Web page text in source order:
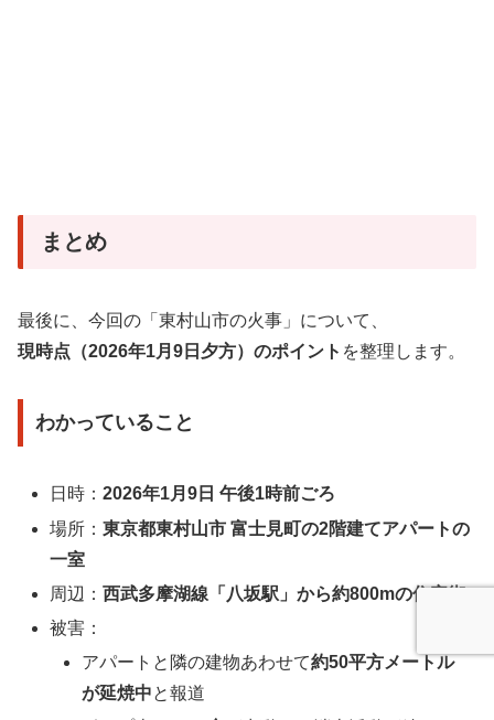
まとめ
最後に、今回の「東村山市の火事」について、
現時点（2026年1月9日夕方）のポイント を整理します。
わかっていること
日時：2026年1月9日 午後1時前ごろ
場所：東京都東村山市 富士見町の2階建てアパートの
一室
周辺：西武多摩湖線「八坂駅」から約800mの住宅街
被害：
アパートと隣の建物あわせて約50平方メートル
が延焼中と報道